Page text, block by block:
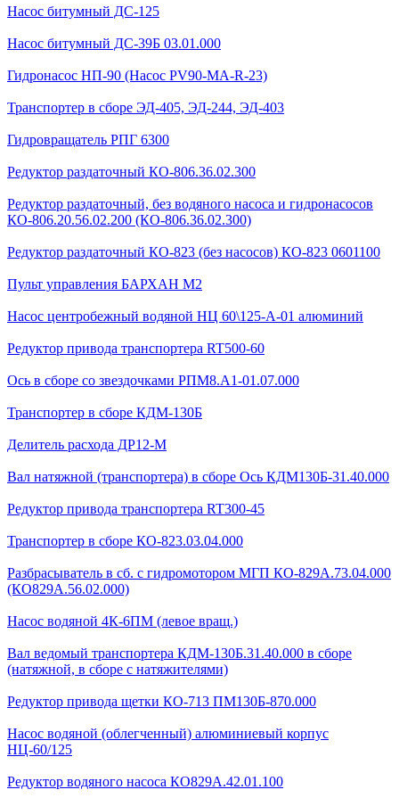
Насос битумный ДС-125
Насос битумный ДС-39Б 03.01.000
Гидронасос НП-90 (Насос PV90-MA-R-23)
Транспортер в сборе ЭД-405, ЭД-244, ЭД-403
Гидровращатель РПГ 6300
Редуктор раздаточный КО-806.36.02.300
Редуктор раздаточный, без водяного насоса и гидронасосов
КО-806.20.56.02.200 (КО-806.36.02.300)
Редуктор раздаточный КО-823 (без насосов) КО-823 0601100
Пульт управления БАРХАН М2
Насос центробежный водяной НЦ 60\125-А-01 алюминий
Редуктор привода транспортера RT500-60
Ось в сборе со звездочками РПМ8.А1-01.07.000
Транспортер в сборе КДМ-130Б
Делитель расхода ДР12-М
Вал натяжной (транспортера) в сборе Ось КДМ130Б-31.40.000
Редуктор привода транспортера RT300-45
Транспортер в сборе КО-823.03.04.000
Разбрасыватель в сб. с гидромотором МГП КО-829А.73.04.000
(КО829А.56.02.000)
Насос водяной 4К-6ПМ (левое вращ.)
Вал ведомый транспортера КДМ-130Б.31.40.000 в сборе
(натяжной, в сборе с натяжителями)
Редуктор привода щетки КО-713 ПМ130Б-870.000
Насос водяной (облегченный) алюминиевый корпус
НЦ-60/125
Редуктор водяного насоса КО829А.42.01.100